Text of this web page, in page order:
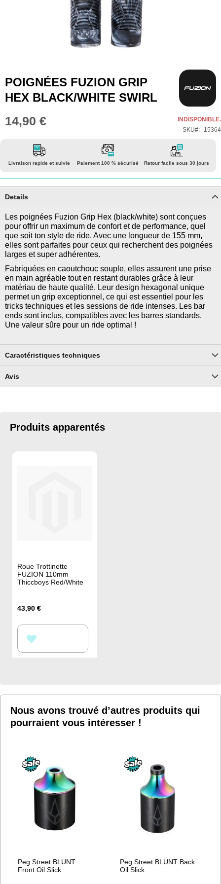
Skip
to
the
beginning
of
gallery
POIGNÉES FUZION GRIP
HEX BLACK/WHITE SWIRL
14,90 €
INDISPONIBLE.
SKU
15364
Livraison rapide et suivie Paiement 100 % sécurisé Retour facile sous 30 jours
Details
Les poignées Fuzion Grip Hex (black/white) sont conçues
pour offrir un maximum de confort et de performance, quel
que soit ton style de ride. Avec une longueur de 155 mm,
elles sont parfaites pour ceux qui recherchent des poignées
larges et super adhérentes.
Fabriquées en caoutchouc souple, elles assurent une prise
en main agréable tout en restant durables grâce à leur
matériau de haute qualité. Leur design hexagonal unique
permet un grip exceptionnel, ce qui est essentiel pour les
tricks techniques et les sessions de ride intenses. Les bar
ends sont inclus, compatibles avec les barres standards.
Une valeur sûre pour un ride optimal !
Caractéristiques techniques
Avis
Produits apparentés
Roue Trottinette
FUZION 110mm
Thiccboys Red/White
43,90 €
À
D’ENVIE
Nous avons trouvé d’autres produits qui
pourraient vous intéresser !
Peg Street BLUNT
Front Oil Slick
Peg Street BLUNT Back
Oil Slick